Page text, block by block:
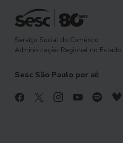
Serviço Social do Comércio
Administração Regional no
Sesc São Paulo por aí: